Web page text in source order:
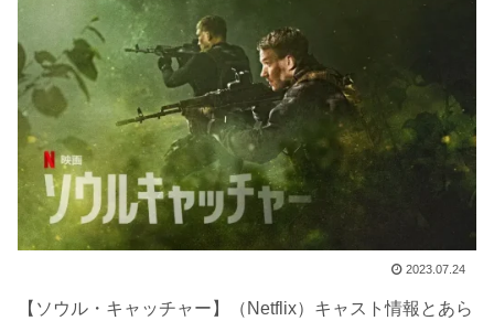
2023.07.24
【ソウル・キャッチャー】（Netflix）キャスト情報とあら